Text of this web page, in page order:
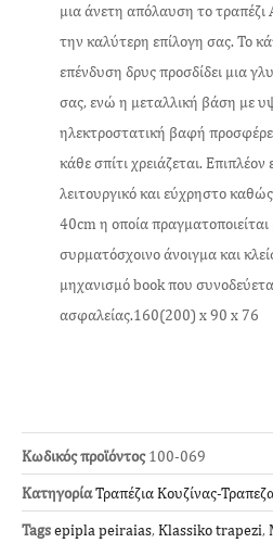
μια άνετη απόλαυση το
την καλύτερη επίλογη σας. Το
επένδυση δρυς προσδίδει μια
σας, ενώ η μεταλλική βάση με
ηλεκτροστατική βαφή
κάθε σπίτι χρειάζεται. Επιπλέον
λειτουργικό και εύχρηστο
40cm η οποία πραγματοποιείται
συρματόσχοινο άνοιγμα και
μηχανισμό book που
ασφαλείας.160(200) x 90 x 76
Κωδικός προϊόντος100-069
ΚατηγορίαΤραπέζια Κουζίνας-
Tagsepipla peiraias,Klassiko trapezi,